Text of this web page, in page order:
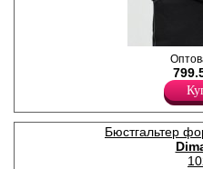
Футболка
кулирная
свободного
короткими
рукавами,
горловины,
отделкой. На
настрочена
Бюстгальтер